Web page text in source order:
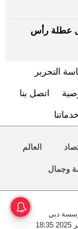
عطلة رأس
التحرير
اتصل بنا
خدماتنا
العالم
وجمال